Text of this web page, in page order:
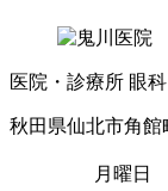
医院・診療所 眼科
秋田県仙北市角館
月曜日